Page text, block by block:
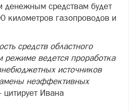
денежным средствам будет
километров газопроводов и
средств областного
режиме ведется проработка
источников
неэффективных
цитирует Ивана